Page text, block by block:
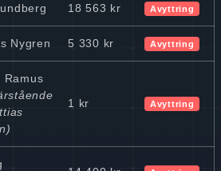
18 563 kr Avyttring
Nygren 5 330 kr Avyttring
Ramus
1 kr Avyttring